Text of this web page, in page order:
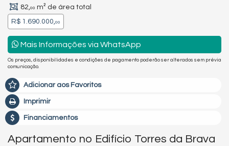
82,00 m² de área total
R$ 1.690.000,00
Mais Informações via WhatsApp
Os preços, disponibilidades e condições de pagamento poderão ser alterados sem prévia
comunicação.
Adicionar aos Favoritos
Imprimir
Financiamentos
Apartamento no Edifício Torres da Brava